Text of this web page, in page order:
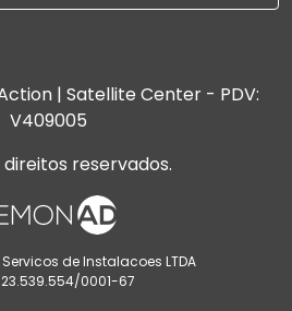
| Satellite Center - PDV:
V409005
direitos reservados.
de Instalacoes LTDA
23.539.554/0001-67